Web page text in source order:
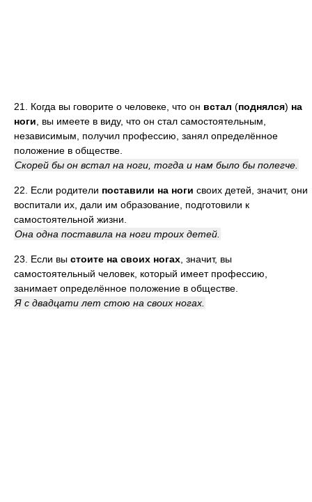
21. Когда вы говорите о человеке, что он встал (поднялся) на
ноги , вы имеете в виду, что он стал самостоятельным,
независимым, получил профессию, занял определённое
положение в обществе.
Скорей бы он встал на ноги, тогда и нам было бы полегче.
22. Если родители поставили на ноги своих детей, значит, они
воспитали их, дали им образование, подготовили к
самостоятельной жизни.
Она одна поставила на ноги троих детей.
23. Если вы стоите на своих ногах , значит, вы
самостоятельный человек, который имеет профессию,
занимает определённое положение в обществе.
Я с двадцати лет стою на своих ногах.